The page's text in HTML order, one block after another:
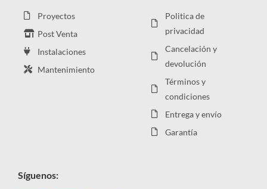
Proyectos
Post Venta
Instalaciones
Mantenimiento
Politica de
privacidad
Cancelación y
devolución
Términos y
condiciones
Entrega y envío
Garantía
Síguenos: